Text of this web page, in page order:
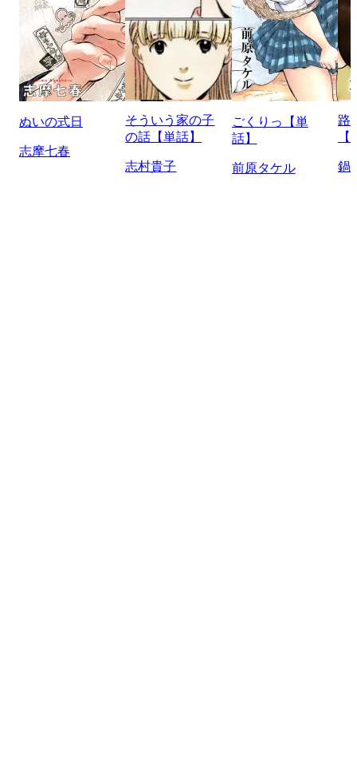
ぬいの式日
志摩七春
そういう家の子
の話【単話】
志村貴子
ごくりっ【単
話】
前原タケル
路
鍋